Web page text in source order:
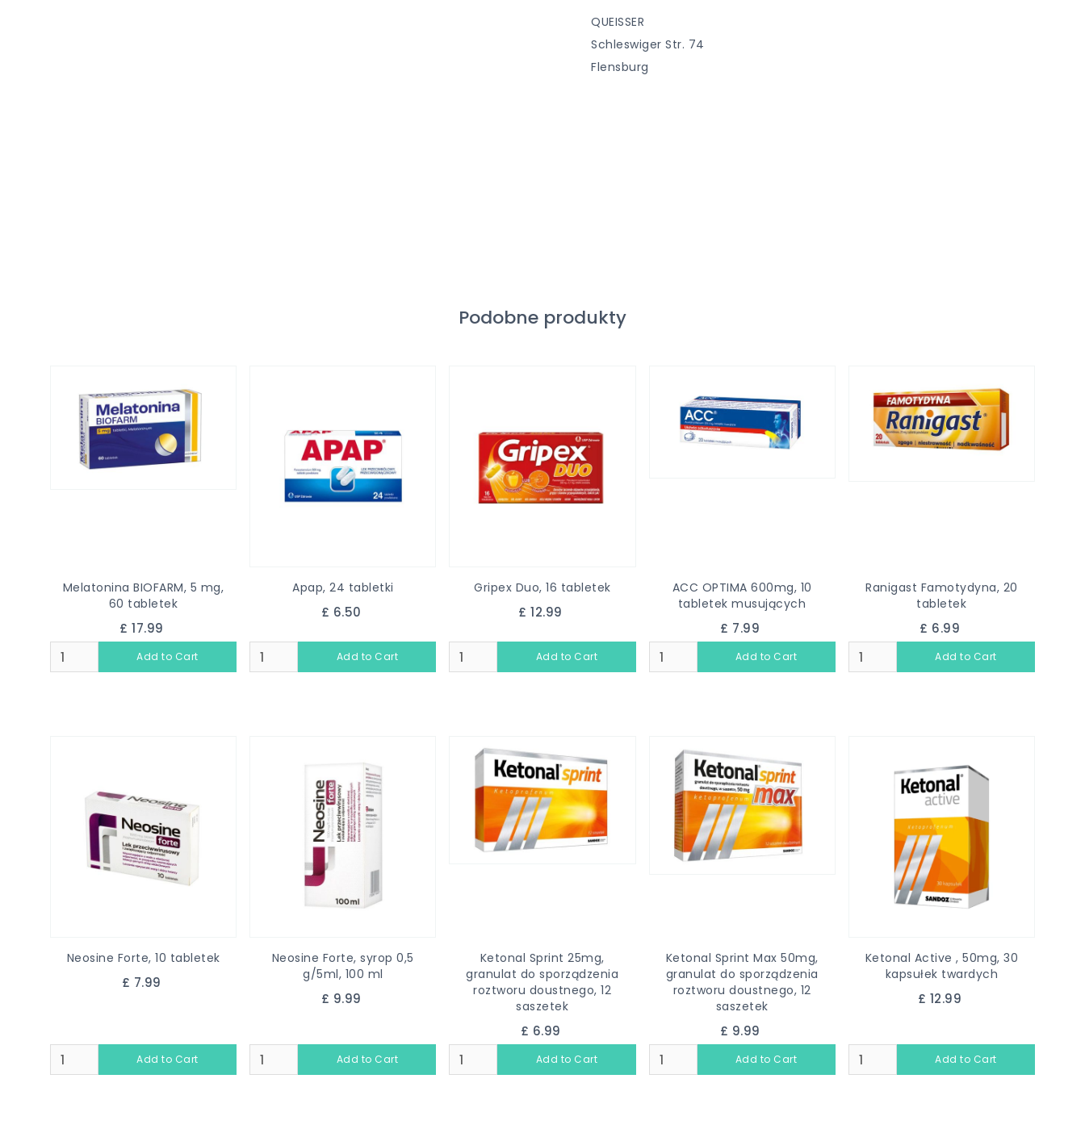
QUEISSER
Schleswiger Str. 74
Flensburg
Podobne produkty
Melatonina BIOFARM, 5 mg,
60 tabletek
£ 17.99
Apap, 24 tabletki
£ 6.50
Gripex Duo, 16 tabletek
£ 12.99
ACC OPTIMA 600mg, 10
tabletek musujących
£ 7.99
Ranigast Famotydyna, 20
tabletek
£ 6.99
Neosine Forte, 10 tabletek
£ 7.99
Neosine Forte, syrop 0,5
g/5ml, 100 ml
£ 9.99
Ketonal Sprint 25mg,
granulat do sporządzenia
roztworu doustnego, 12
saszetek
£ 6.99
Ketonal Sprint Max 50mg,
granulat do sporządzenia
roztworu doustnego, 12
saszetek
£ 9.99
Ketonal Active , 50mg, 30
kapsułek twardych
£ 12.99